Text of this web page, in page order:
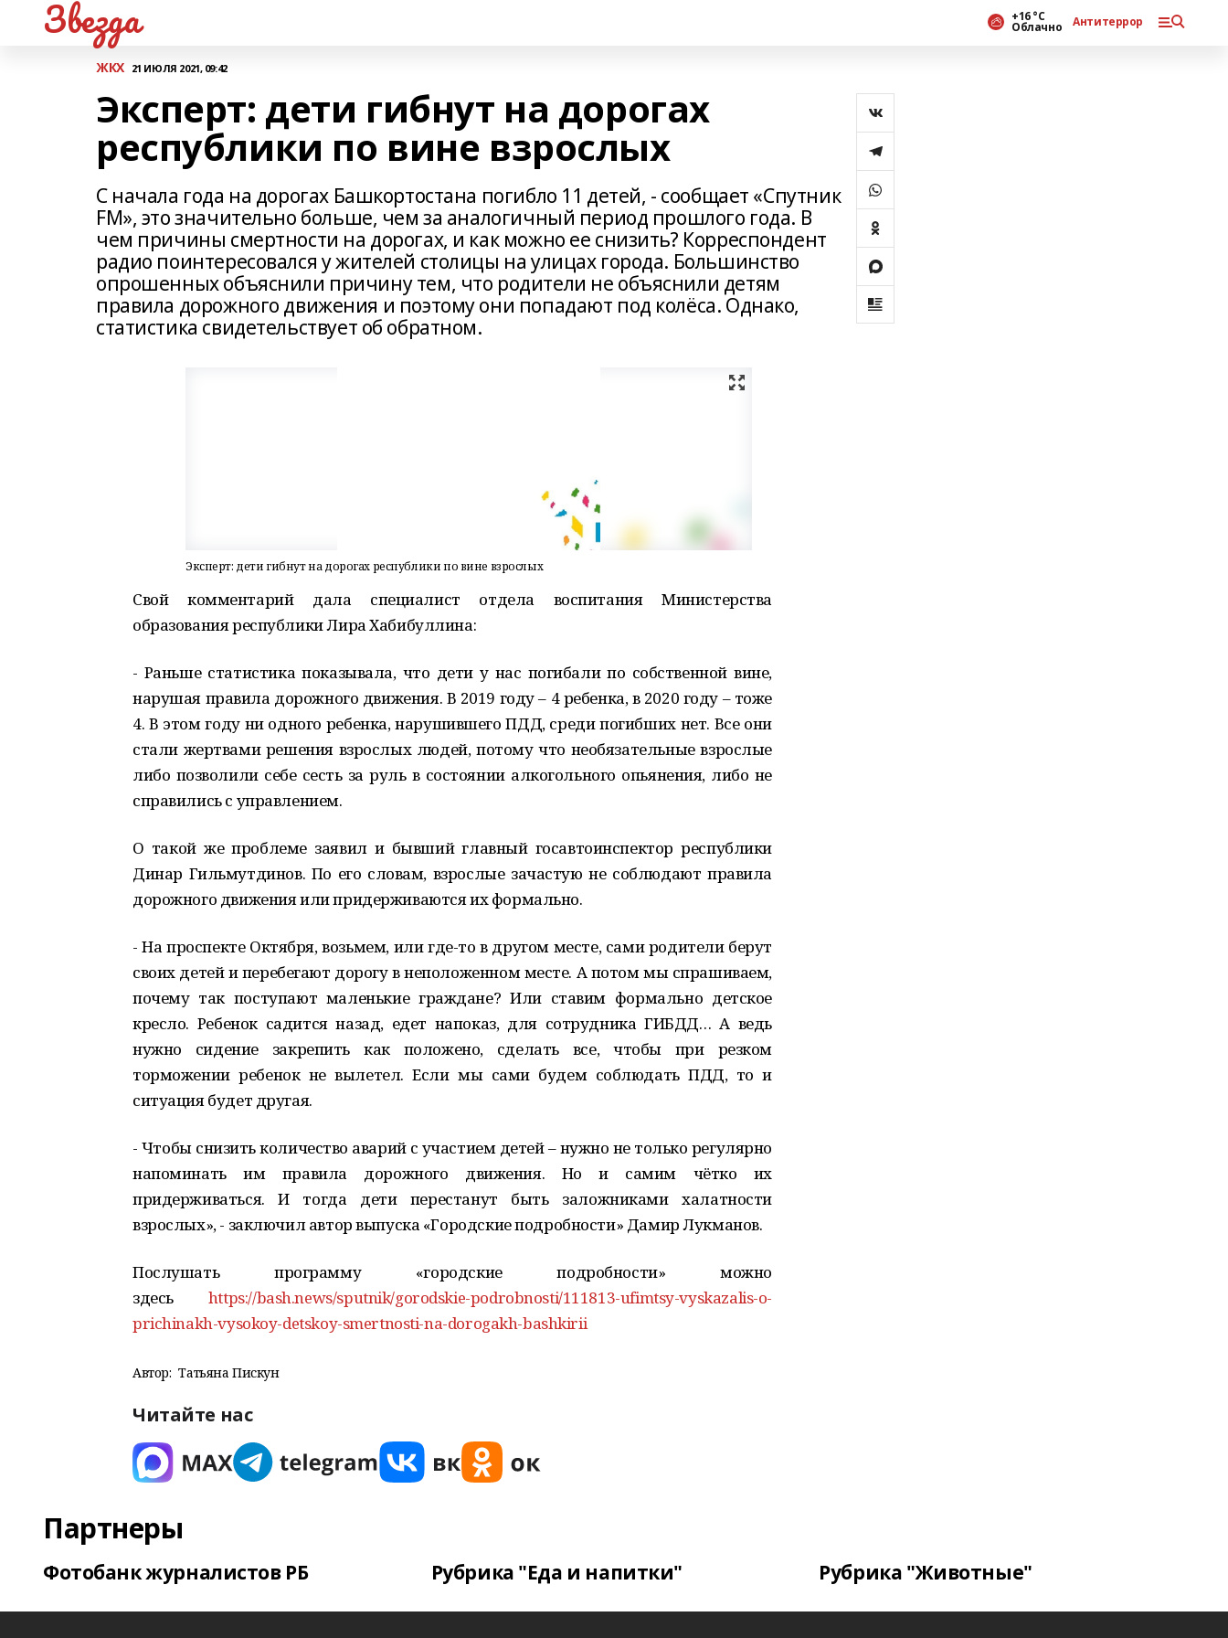
Звезда +16 °С
Облачно Антитеррор
ЖКХ 21 ИЮЛЯ 2021, 09:42
Эксперт: дети гибнут на дорогах
республики по вине взрослых
С начала года на дорогах Башкортостана погибло 11 детей, - сообщает «Спутник
FM», это значительно больше, чем за аналогичный период прошлого года. В
чем причины смертности на дорогах, и как можно ее снизить? Корреспондент
радио поинтересовался у жителей столицы на улицах города. Большинство
опрошенных объяснили причину тем, что родители не объяснили детям
правила дорожного движения и поэтому они попадают под колёса. Однако,
статистика свидетельствует об обратном.
Эксперт: дети гибнут на дорогах республики по вине взрослых
Свой комментарий дала специалист отдела воспитания Министерства
образования республики Лира Хабибуллина:
- Раньше статистика показывала, что дети у нас погибали по собственной вине,
нарушая правила дорожного движения. В 2019 году – 4 ребенка, в 2020 году – тоже
4. В этом году ни одного ребенка, нарушившего ПДД, среди погибших нет. Все они
стали жертвами решения взрослых людей, потому что необязательные взрослые
либо позволили себе сесть за руль в состоянии алкогольного опьянения, либо не
справились с управлением.
О такой же проблеме заявил и бывший главный госавтоинспектор республики
Динар Гильмутдинов. По его словам, взрослые зачастую не соблюдают правила
дорожного движения или придерживаются их формально.
- На проспекте Октября, возьмем, или где-то в другом месте, сами родители берут
своих детей и перебегают дорогу в неположенном месте. А потом мы спрашиваем,
почему так поступают маленькие граждане? Или ставим формально детское
кресло. Ребенок садится назад, едет напоказ, для сотрудника ГИБДД… А ведь
нужно сидение закрепить как положено, сделать все, чтобы при резком
торможении ребенок не вылетел. Если мы сами будем соблюдать ПДД, то и
ситуация будет другая.
- Чтобы снизить количество аварий с участием детей – нужно не только регулярно
напоминать им правила дорожного движения. Но и самим чётко их
придерживаться. И тогда дети перестанут быть заложниками халатности
взрослых», - заключил автор выпуска «Городские подробности» Дамир Лукманов.
Послушать программу «городские подробности» можно
здесь https://bash.news/sputnik/gorodskie-podrobnosti/111813-ufimtsy-vyskazalis-o-
prichinakh-vysokoy-detskoy-smertnosti-na-dorogakh-bashkirii
Автор: Татьяна Пискун
Читайте нас
Партнеры
Фотобанк журналистов РБ Рубрика "Еда и напитки" Рубрика "Животные"